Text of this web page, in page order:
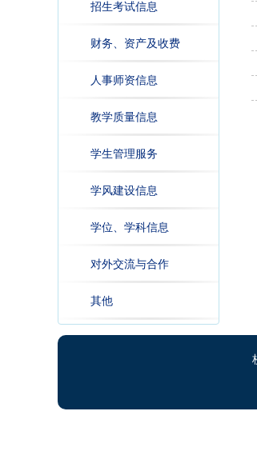
招生考试信息
财务、资产及收费
人事师资信息
教学质量信息
学生管理服务
学风建设信息
学位、学科信息
对外交流与合作
其他